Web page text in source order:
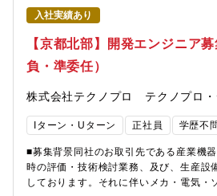
す。【生産技術】（1）新規生産ライン
レースに伴ったシステム開発業務：生産
件の要件定義・基本設計・設備立上を行
中生産装置のシステム保守改善業務：稼
応、原因分析、恒久対策を行って頂き
書作成 3Dプリンターなどによる部品製
ム構成・組織体制全体：18名（内 生産
13名）※増員後は26名程を予定（商品技
働きやすい環境です。自社チームも相
っています。※社内食堂あり※構内全面
仕事の面白さ・魅力・多種多様な生産設
入社実績あり
【京都北部】開発エンジニア
負・準委任）
株式会社テクノプロ テクノプロ・
Iターン・Uターン 正社員 学歴不
■募集背景同社のお取引先である産業機
時の評価・技術検討業務、及び、生産設
しております。それに伴いメカ・電気・